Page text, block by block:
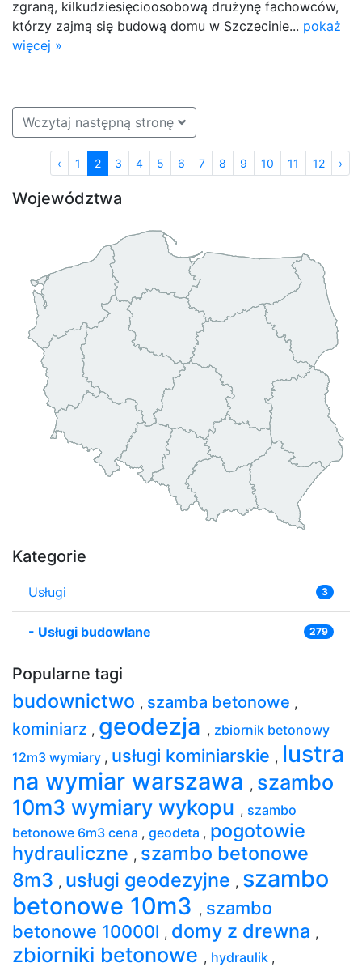
zgraną, kilkudziesięcioosobową drużynę fachowców,
którzy zajmą się budową domu w Szczecinie... pokaż
więcej »
Wczytaj następną stronę
‹ 1 2 3 4 5 6 7 8 9 10 11 12 ›
Województwa
Kategorie
Usługi 3
- Usługi budowlane 279
Popularne tagi
budownictwo , szamba betonowe ,
kominiarz , geodezja , zbiornik betonowy
12m3 wymiary , usługi kominiarskie , lustra
na wymiar warszawa , szambo
10m3 wymiary wykopu , szambo
betonowe 6m3 cena , geodeta , pogotowie
hydrauliczne , szambo betonowe
8m3 , usługi geodezyjne , szambo
betonowe 10m3 , szambo
betonowe 10000l , domy z drewna ,
zbiorniki betonowe , hydraulik ,